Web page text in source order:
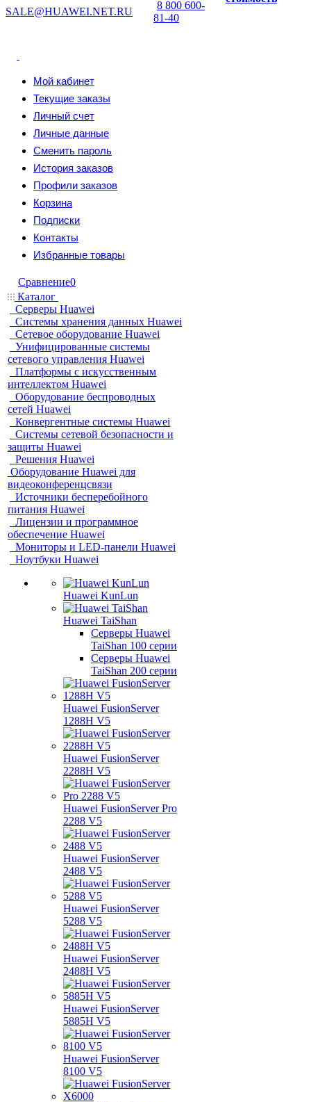
SALE@HUAWEI.NET.RU
8 800 600-
81-40
Мой кабинет
Текущие заказы
Личный счет
Личные данные
Сменить пароль
История заказов
Профили заказов
Корзина
Подписки
Контакты
Избранные товары
Сравнение0
Каталог
Серверы Huawei
Системы хранения данных Huawei
Сетевое оборудование Huawei
Унифицированные системы
сетевого управления Huawei
Платформы с искусственным
интеллектом Huawei
Оборудование беспроводных
сетей Huawei
Конвергентные системы Huawei
Системы сетевой безопасности и
защиты Huawei
Решения Huawei
Оборудование Huawei для
видеоконференцсвязи
Источники бесперебойного
питания Huawei
Лицензии и программное
обеспечение Huawei
Мониторы и LED-панели Huawei
Ноутбуки Huawei
Huawei KunLun
Huawei TaiShan
Серверы Huawei
TaiShan 100 серии
Серверы Huawei
TaiShan 200 серии
Huawei FusionServer
1288H V5
Huawei FusionServer
2288H V5
Huawei FusionServer Pro
2288 V5
Huawei FusionServer
2488 V5
Huawei FusionServer
5288 V5
Huawei FusionServer
2488H V5
Huawei FusionServer
5885H V5
Huawei FusionServer
8100 V5